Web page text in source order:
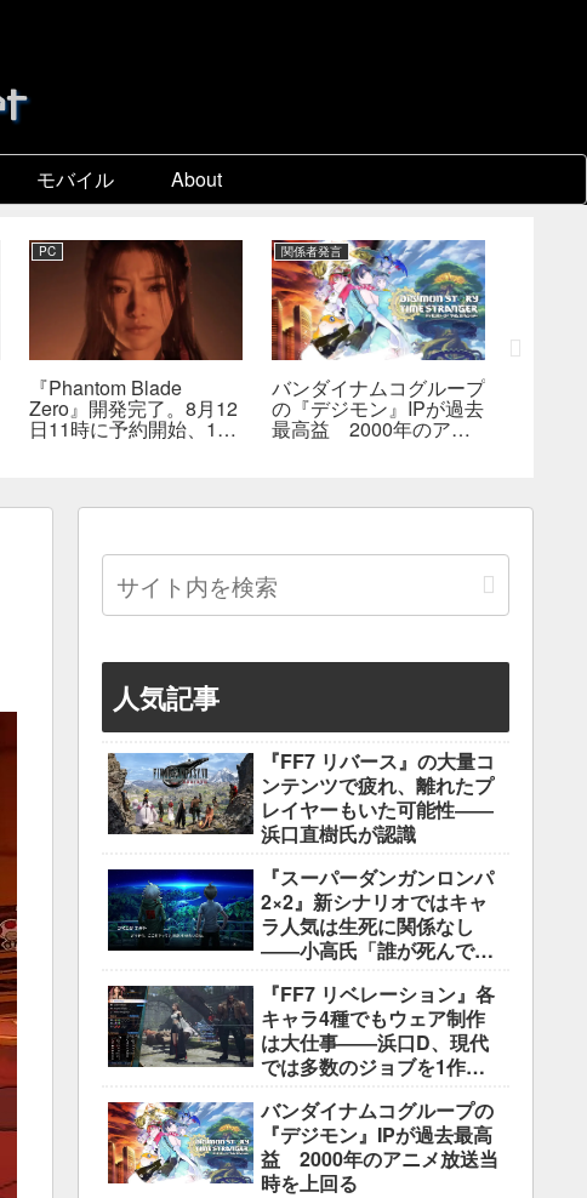
モバイル About
PC
『Phantom Blade
Zero』開発完了。8月12
日11時に予約開始、11
関係者発言
バンダイナムコグループ
の『デジモン』IPが過去
最高益 2000年のアニ
人気記事
『FF7 リバース』の大量コ
ンテンツで疲れ、離れたプ
レイヤーもいた可能性――
浜口直樹氏が認識
『スーパーダンガンロンパ
2×2』新シナリオではキャ
ラ人気は生死に関係なし
――小高氏「誰が死んでも
で」
『FF7 リベレーション』各
キャラ4種でもウェア制作
は大仕事――浜口D、現代
では多数のジョブを1作に
説明
バンダイナムコグループの
『デジモン』IPが過去最高
益 2000年のアニメ放送当
時を上回る